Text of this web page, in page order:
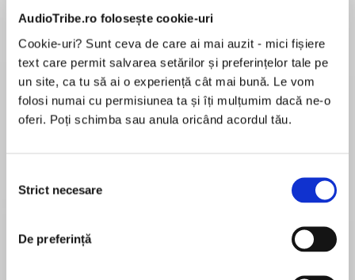
AudioTribe.ro folosește cookie-uri
Cookie-uri? Sunt ceva de care ai mai auzit - mici fișiere
text care permit salvarea setărilor și preferințelor tale pe
un site, ca tu să ai o experiență cât mai bună. Le vom
folosi numai cu permisiunea ta și îți mulțumim dacă ne-o
oferi. Poți schimba sau anula oricând acordul tău.
consimțământului
Strict necesare
De preferință
de...
Dani Francis
la...
Lauren Weisberger
Desprecarte
experimentezi și atragi. Chiar acum, Universul
te cheamă să-ți aliniezi viața la o frecvență
moment să-ți ridici vibrația. Lasă-l pe Kyle Gray
MAI MULT
Recenzii